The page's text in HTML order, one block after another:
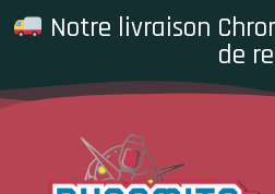
Notre livraison
de